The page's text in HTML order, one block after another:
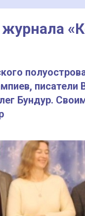
писатели
Бундур.